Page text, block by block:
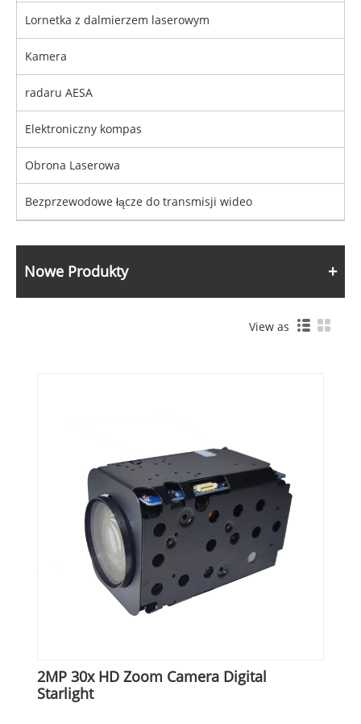
Lornetka z dalmierzem laserowym
Kamera
radaru AESA
Elektroniczny kompas
Obrona Laserowa
Bezprzewodowe łącze do transmisji wideo
Nowe Produkty
View as
2MP 30x HD Zoom Camera Digital
Starlight